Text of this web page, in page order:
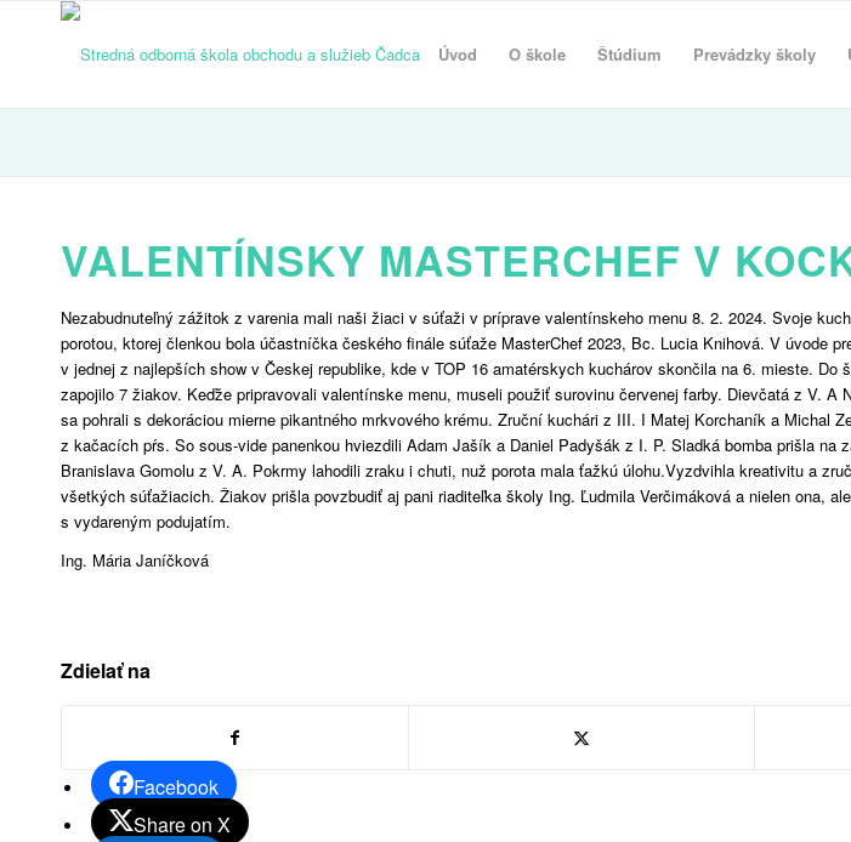
Úvod O škole Štúdium Prevádzky školy
VALENTÍNSKY MASTERCHEF V
Nezabudnuteľný zážitok z varenia mali naši žiaci v súťaži v príprave valentínskeho menu 8. 2. 2024. Svoje
porotou, ktorej členkou bola účastníčka českého finále súťaže MasterChef 2023, Bc. Lucia Knihová. V úvode
v jednej z najlepších show v Českej republike, kde v TOP 16 amatérskych kuchárov skončila na 6. mieste. Do
zapojilo 7 žiakov. Keďže pripravovali valentínske menu, museli použiť surovinu červenej farby. Dievčatá z V. A
sa pohrali s dekoráciou mierne pikantného mrkvového krému. Zruční kuchári z III. I Matej Korchaník a Michal
z kačacích pŕs. So sous-vide panenkou hviezdili Adam Jašík a Daniel Padyšák z I. P. Sladká bomba prišla na
Branislava Gomolu z V. A. Pokrmy lahodili zraku i chuti, nuž porota mala ťažkú úlohu.Vyzdvihla kreativitu a
všetkých súťažiacich. Žiakov prišla povzbudiť aj pani riaditeľka školy Ing. Ľudmila Verčimáková a nielen ona,
s vydareným podujatím.
Ing. Mária Janíčková
Zdielať na
Facebook
Share on X